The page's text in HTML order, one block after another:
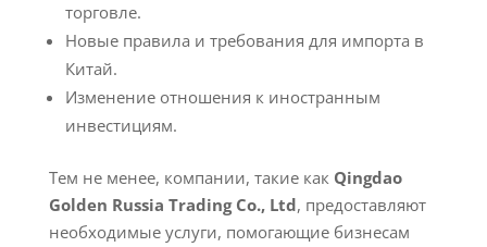
торговле.
Новые правила и требования для импорта в
Китай.
Изменение отношения к иностранным
инвестициям.
Тем не менее, компании, такие как Qingdao
Golden Russia Trading Co., Ltd, предоставляют
необходимые услуги, помогающие бизнесам